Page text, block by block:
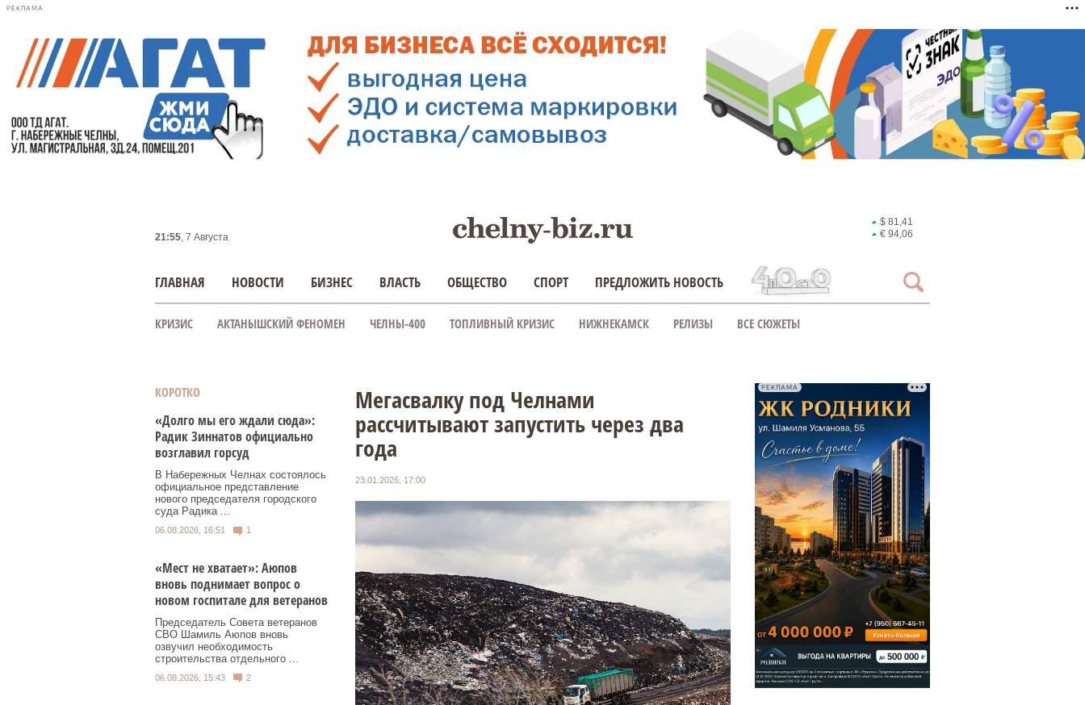
РЕКЛАМА
21:55, 7 Августа
$ 81,41
€ 94,06
ГЛАВНАЯ НОВОСТИ БИЗНЕС ВЛАСТЬ ОБЩЕСТВО СПОРТ ПРЕДЛОЖИТЬ НОВОСТЬ
КРИЗИС АКТАНЫШСКИЙ ФЕНОМЕН ЧЕЛНЫ-400 ТОПЛИВНЫЙ КРИЗИС НИЖНЕКАМСК РЕЛИЗЫ ВСЕ СЮЖЕТЫ
КОРОТКО
«Долго мы его ждали сюда»:
Радик Зиннатов официально
возглавил горсуд
В Набережных Челнах состоялось
официальное представление
нового председателя городского
суда Радика ...
06.08.2026, 16:51 1
«Мест не хватает»: Аюпов
вновь поднимает вопрос о
новом госпитале для ветеранов
Председатель Совета ветеранов
СВО Шамиль Аюпов вновь
озвучил необходимость
строительства отдельного ...
06.08.2026, 15:43 2
Мегасвалку под Челнами
рассчитывают запустить через два
года
23.01.2026, 17:00
РЕКЛАМА